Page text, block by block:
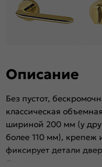
Описание
Без пустот,
классическая
шириной 200 мм (у
более 110 мм), крепеж
фиксирует детали